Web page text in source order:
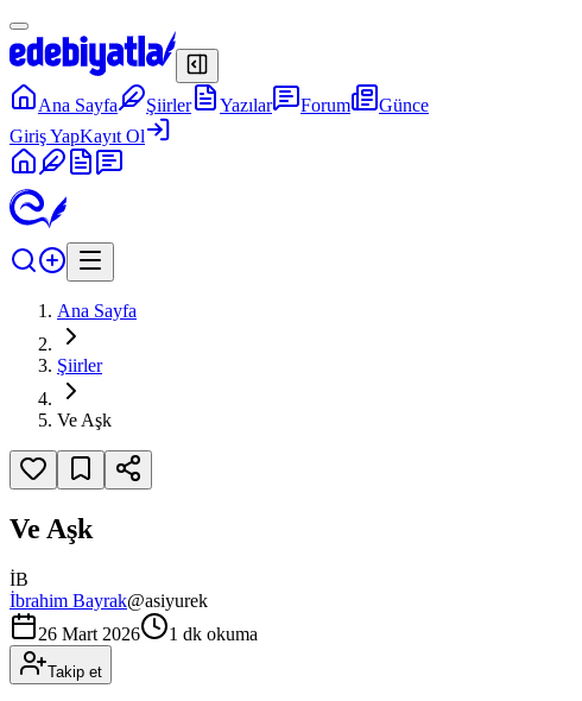
Ana Sayfa Şiirler Yazılar Forum
Günce
Giriş YapKayıt Ol
Ana Sayfa
Şiirler
Ve Aşk
Ve Aşk
İB
İbrahim Bayrak@asiyurek
26 Mart 2026
1 dk okuma
Takip et